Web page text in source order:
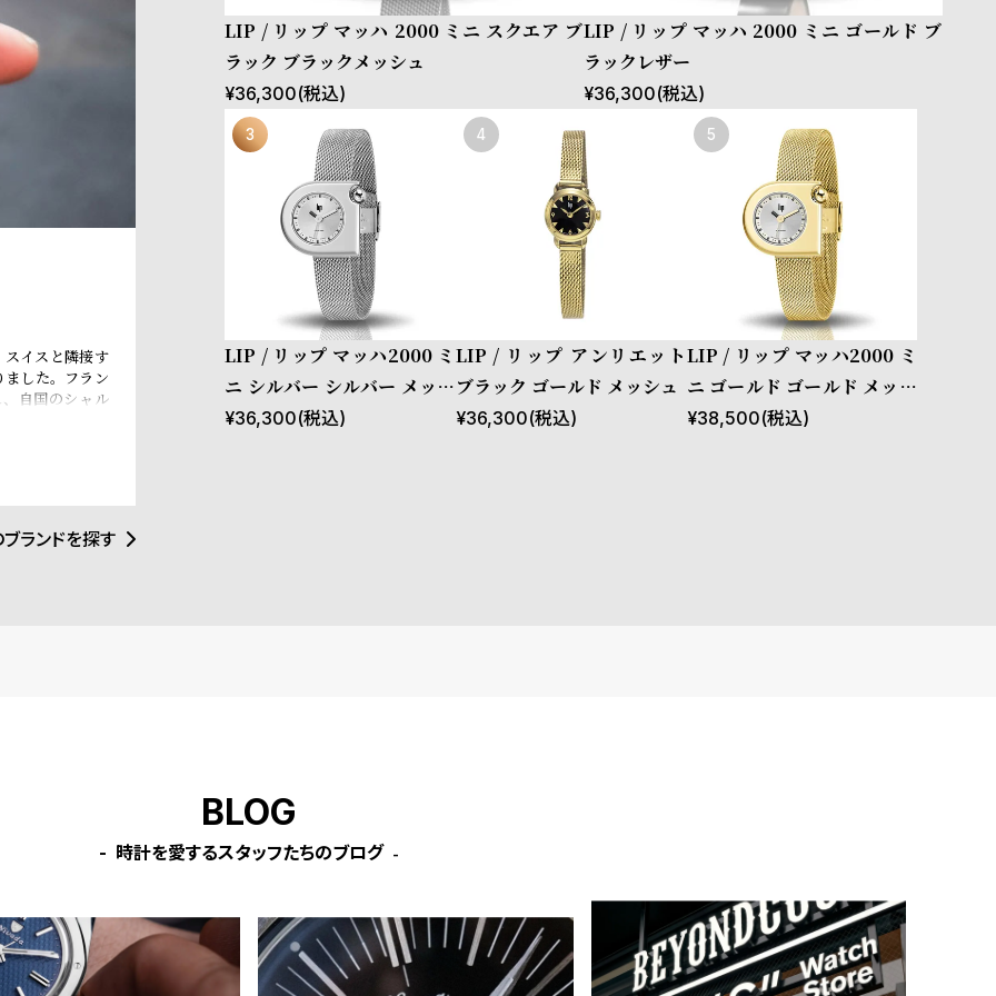
イスと隣接す
した。フラン
自国のシャル
ランドを探す
LIP / リップ マッハ 2000 ミニ スクエア ブ
ラック ブラックメッシュ
¥36,300(税込)
LIP / リップ マッハ 2000 ミニ ゴールド ブ
ラックレザー
¥36,300(税込)
LIP / リップ マッハ2000 ミ
ニ シルバー シルバー メッシ
ュ
¥36,300(税込)
LIP / リップ アンリエット
ブラック ゴールド メッシュ
¥36,300(税込)
LIP / リップ マッハ2000 ミ
ニ ゴールド ゴールド メッシ
ュ
¥38,500(税込)
BLOG
時計を愛するスタッフたちのブログ